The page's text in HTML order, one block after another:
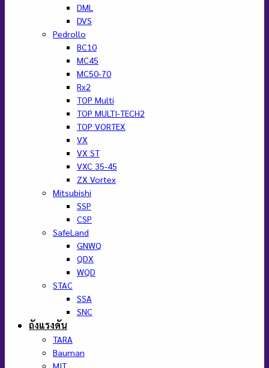
DML
DVS
Pedrollo
BC10
MC45
MC50-70
Rx2
TOP Multi
TOP MULTI-TECH2
TOP VORTEX
VX
VX ST
VXC 35-45
ZX Vortex
Mitsubishi
SSP
CSP
SafeLand
GNWQ
QDX
WQD
STAC
SSA
SNC
ถังแรงดัน
TARA
Bauman
MIT